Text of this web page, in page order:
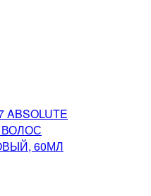
ABSOLUTE
60МЛ